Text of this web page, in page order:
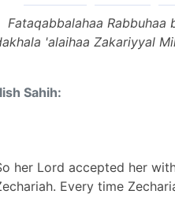
Fataqabbalahaa
'alaihaa Zakariyyal
Sahih:
her Lord accepted her
Every time